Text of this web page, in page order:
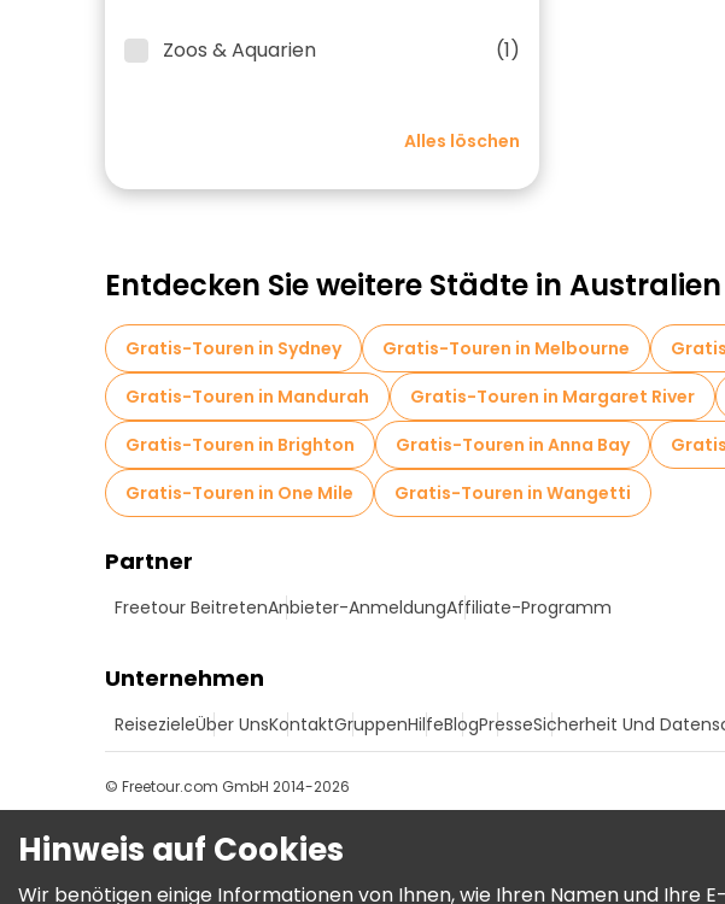
Zoos & Aquarien (1)
Alles löschen
Entdecken Sie weitere Städte in Australien
Gratis-Touren in Sydney Gratis-Touren in Melbourne
Gratis-Touren in Mandurah
Gratis-Touren in Margaret River
Gratis-Touren in Brighton
Gratis-Touren in Anna Bay
Gratis-Touren in One Mile
Gratis-Touren in Wangetti
Partner
Freetour BeitretenAnbieter-AnmeldungAffiliate-Programm
Unternehmen
ReisezieleÜber UnsKontaktGruppenHilfeBlogPresseSicherheit Und
© Freetour.com GmbH 2014-2026
Hinweis auf Cookies
Wir benötigen einige Informationen von Ihnen, wie Ihren Namen und